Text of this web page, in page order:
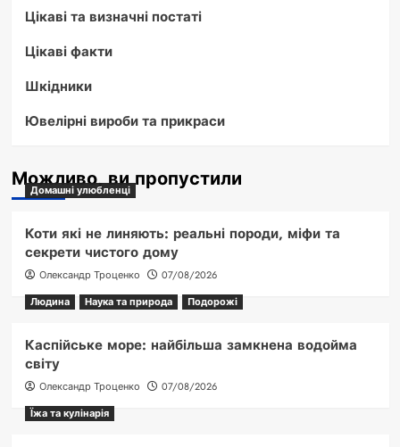
Цікаві та визначні постаті
Цікаві факти
Шкідники
Ювелірні вироби та прикраси
Можливо, ви пропустили
Домашні улюбленці
Коти які не линяють: реальні породи, міфи та
секрети чистого дому
Олександр Троценко
07/08/2026
Людина
Наука та природа Подорожі
Каспійське море: найбільша замкнена водойма
світу
Олександр Троценко
07/08/2026
Їжа та кулінарія